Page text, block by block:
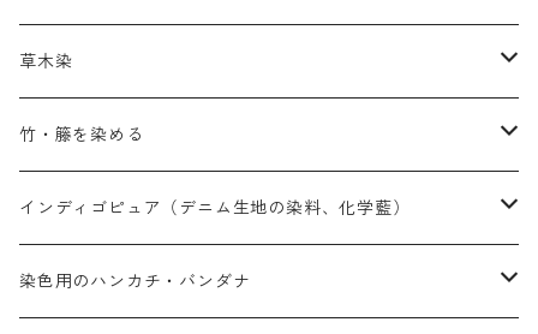
橙色系
青色系
紫色系
橙色系
補助薬品
赤色
染色に必要な薬品
アルカリ剤
補助薬品
捺染に必要な材料
捺染糊
内容量：100g
内容量：500g
バィンダー（定着剤）
増粘剤
黄色系
エロ―M3G｜定番の色合い
オレンジ系
赤色系
本洋紅
代用朱黄色口
黄色系
ファストエロ―10GN（鮮やかな黄色）
ファストエロ―5GN（黄色）
青色系
NSBAブルー
白色｜胡粉
草木染
植物染料
人気のおすすめ植物染料
インド茜・西洋茜の個別販売
濃染処理剤｜ソルバックスPS－900
媒染剤
竹・籐を染める
人気のおすすめ竹・藤を染める染料
塩基性染料（混色可能）
インディゴピュア（デニム生地の染料、化学藍）
初心者向けお試しセット販売
染色用のハンカチ・バンダナ